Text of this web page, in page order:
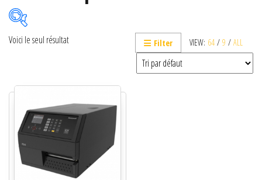
Imprimantes
Lecteurs
Lecteurs code-barres de présentation
VIEW: 64 / 9 / ALL
Filter
Voici le seul résultat